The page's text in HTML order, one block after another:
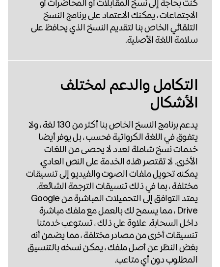
كنت بحاجة إلى نسخ المقابلات أو المحاضرات أو
الاجتماعات ، يمكنك الاعتماد على برنامج النسخ
التلقائي الخاص بنا لتقديم النسخ الذي يحافظ على
سلامة اللغة الأصلية.
التكامل والدعم لمختلف
الأشكال
يدعم برنامج النسخ الخاص بنا أكثر من 130 لغة ، ولا
يتفوق في اللغة الكرواتية فحسب ، بل يوفر أيضا
خدمات نسخ شاملة لعدد لا يحصى من اللغات
الأخرى. لا تقتصر هذه الخدمة على النص العادي.
يمكنه تحويل ملفات الصوت والفيديو إلى تنسيقات
مختلفة ، بما في ذلك تنسيقات الترجمة الشائعة.
يمتد التوافق إلى التحميلات المباشرة من Google
Drive ، مما يسمح لك بالعمل مع ملفك مباشرة
داخل السحابة. علاوة على ذلك ، تستوعب خدمتنا
تنسيقات أخرى من مصادر مختلفة ، مما يضمن أنه
بغض النظر عن أصل ملفك ، يمكن نسخه بالتنسيق
المطلوب دون أي متاعب.